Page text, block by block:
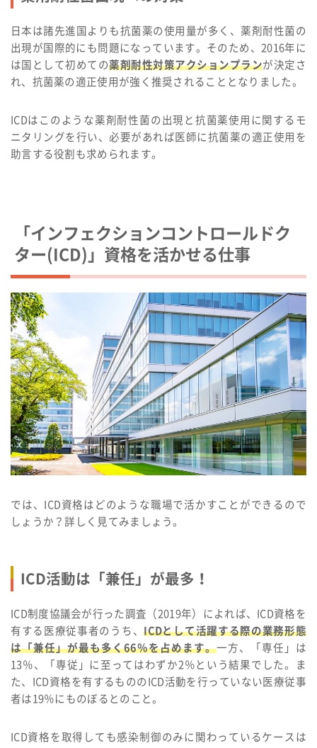
日本は諸先進国よりも抗菌薬の使用量が多く、薬剤耐性菌の
出現が国際的にも問題になっています。そのため、2016年に
は国として初めての薬剤耐性対策アクションプランが決定さ
れ、抗菌薬の適正使用が強く推奨されることとなりました。
ICDはこのような薬剤耐性菌の出現と抗菌薬使用に関するモ
ニタリングを行い、必要があれば医師に抗菌薬の適正使用を
助言する役割も求められます。
「インフェクションコントロールドク
ター(ICD)」資格を活かせる仕事
では、ICD資格はどのような職場で活かすことができるので
しょうか？詳しく見てみましょう。
ICD活動は「兼任」が最多！
ICD制度協議会が行った調査（2019年）によれば、ICD資格を
有する医療従事者のうち、ICDとして活躍する際の業務形態
は「兼任」が最も多く66％を占めます。一方、「専任」は
13％、「専従」に至ってはわずか2％という結果でした。ま
た、ICD資格を有するもののICD活動を行っていない医療従事
者は19％にものぼるとのこと。
ICD資格を取得しても感染制御のみに関わっているケースは